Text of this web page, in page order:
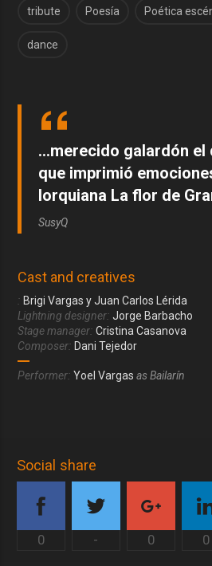
tribute Poesía Poética
dance
...merecido galardón el
que imprimió
lorquiana La flor de
SusyQ
Cast and creatives
: Brigi Vargas y Juan Carlos Lérida
Lightning designer: Jorge Barbacho
Stage manager: Cristina Casanova
Composer: Dani Tejedor
Performer: Yoel Vargas as Bailarín
Social share
0 - 0 0